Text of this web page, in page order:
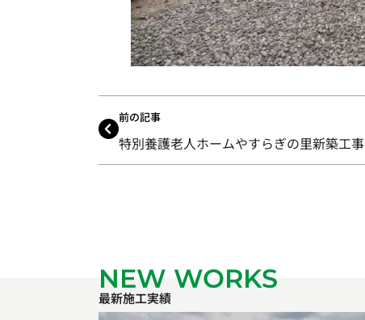
前の記事
特別養護老人ホームやすらぎの里新築工事
NEW WORKS
最新施工実績